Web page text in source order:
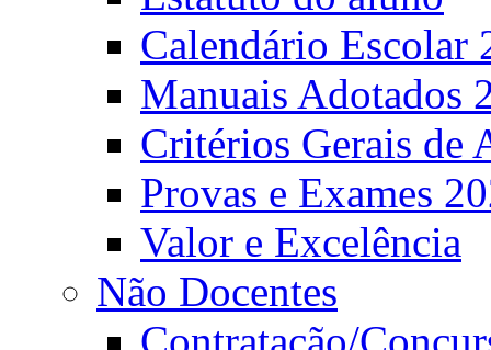
Calendário Escolar
Manuais Adotados
Critérios Gerais de
Provas e Exames
Valor e Excelência
Não Docentes